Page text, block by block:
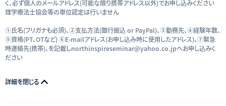
く、必ず個人のメールアドレス(可能な限り携帯アドレス以外)でお申し込みください
理学療法士協会等の単位認定は行いません
①氏名(フリガナも必須)、②支払方法(銀行振込 or PayPal)、③勤務先、④経験年数、
⑤資格(PT、OTなど) ⑥E-mailアドレス(お申し込み時に使用したアドレス)、⑦緊急
時連絡先(携帯)、を記載しnorthinspireseminar@yahoo.co.jpへお申し込みく
ださい
詳細を閉じる